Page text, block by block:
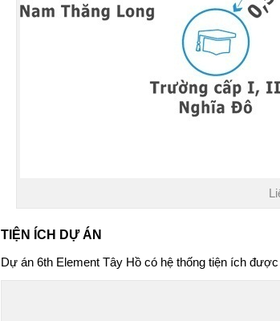
TIỆN ÍCH DỰ ÁN
Dự án 6th Element Tây Hồcó hệ thống tiện ích được